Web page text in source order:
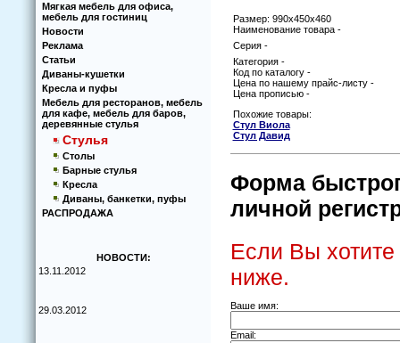
Мягкая мебель для офиса,
мебель для гостиниц
Новости
Реклама
Статьи
Диваны-кушетки
Кресла и пуфы
Мебель для ресторанов, мебель
для кафе, мебель для баров,
деревянные стулья
Стулья
Столы
Барные стулья
Кресла
Диваны, банкетки, пуфы
РАСПРОДАЖА
НОВОСТИ:
13.11.2012
29.03.2012
Размер: 990х450х460
Наименование товара -
Серия -
Категория -
Код по каталогу -
Цена по нашему прайс-листу -
Цена прописью -
Похожие товары:
Стул Виола
Стул Давид
Форма
личной
Если Вы хотите
ниже.
Ваше имя:
Email: